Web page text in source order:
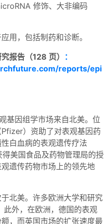
修饰、大非编码
用，包括制药和诊断。
报告（128 页） ：
reports/epi
基因组学市场来自北美。位
）资助了对表观基因药
白血病的表观遗传疗法
美国食品及药物管理局的授
遗传药物市场上的领先地
北美。许多欧洲大学和研究
外，在欧洲，德国的表观
，而英国市场的扩张速度最